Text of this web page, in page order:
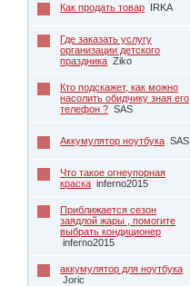
Как продать товар IRKA
Где заказать услугу
организации детского
праздника Ziko
Кто подскажет, как можно
насолить обидчику зная его
телефон ? SAS
Аккумулятор ноутбука SAS
Что такое огнеупорная
краска inferno2015
Приближается сезон
заядлой жары , помогите
выбрать кондиционер
inferno2015
аккумулятор для ноутбука
Joric